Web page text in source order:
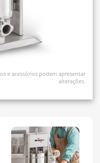
e acessórios podem apresentar
alterações.